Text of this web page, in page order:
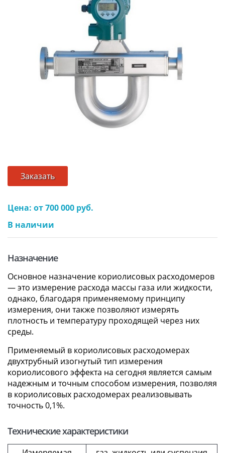
Заказать
Цена: от 700 000 руб.
В наличии
Назначение
Основное назначение кориолисовых расходомеров
— это измерение расхода массы газа или жидкости,
однако, благодаря применяемому принципу
измерения, они также позволяют измерять
плотность и температуру проходящей через них
среды.
Применяемый в кориолисовых расходомерах
двухтрубный изогнутый тип измерения
кориолисового эффекта на сегодня является самым
надежным и точным способом измерения, позволяя
в кориолисовых расходомерах реализовывать
точность 0,1%.
Технические характеристики